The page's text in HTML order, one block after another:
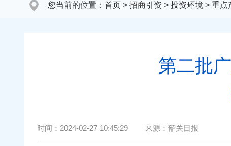
您当前的位置： 首页 > 招商引资 > 投资环境 > 重点
第二批
时间： 2024-02-27 10:45:29 来源： 韶关日报